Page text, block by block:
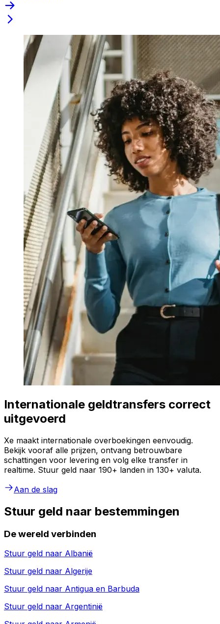
Internationale geldtransfers correct
uitgevoerd
Xe maakt internationale overboekingen eenvoudig.
Bekijk vooraf alle prijzen, ontvang betrouwbare
schattingen voor levering en volg elke transfer in
realtime. Stuur geld naar 190+ landen in 130+ valuta.
Aan de slag
Stuur geld naar bestemmingen
De wereld verbinden
Stuur geld naar Albanië
Stuur geld naar Algerije
Stuur geld naar Antigua en Barbuda
Stuur geld naar Argentinië